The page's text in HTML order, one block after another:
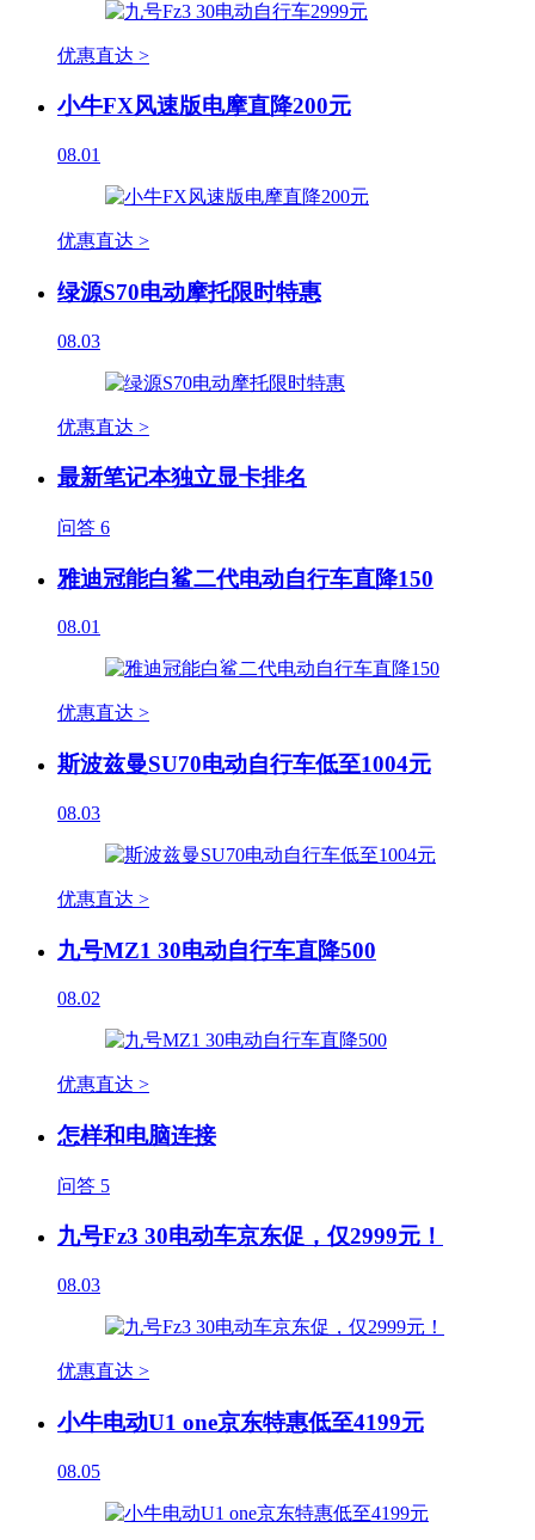
优惠直达 >
小牛FX风速版电摩直降200元
08.01
优惠直达 >
绿源S70电动摩托限时特惠
08.03
优惠直达 >
最新笔记本独立显卡排名
问答 6
雅迪冠能白鲨二代电动自行车直降150
08.01
优惠直达 >
斯波兹曼SU70电动自行车低至1004元
08.03
优惠直达 >
九号MZ1 30电动自行车直降500
08.02
优惠直达 >
怎样和电脑连接
问答 5
九号Fz3 30电动车京东促，仅2999元！
08.03
优惠直达 >
小牛电动U1 one京东特惠低至4199元
08.05